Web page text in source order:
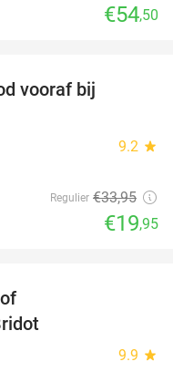
€54,50
vooraf bij
9.2 star
Regulier €33,95
€19,95
9.9 star